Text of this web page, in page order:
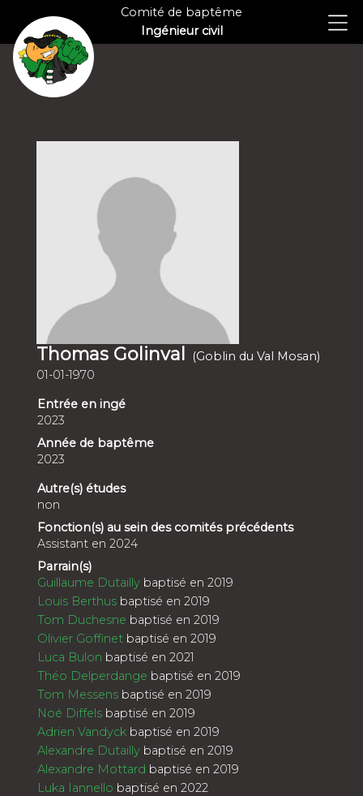
Comité de baptême
Ingénieur civil
Thomas Golinval
(Goblin du Val Mosan)
01-01-1970
Entrée en ingé
2023
Année de baptême
2023
Autre(s) études
non
Fonction(s) au sein des comités précédents
Assistant en 2024
Parrain(s)
Guillaume Dutailly baptisé en 2019
Louis Berthus baptisé en 2019
Tom Duchesne baptisé en 2019
Olivier Goffinet baptisé en 2019
Luca Bulon baptisé en 2021
Théo Delperdange baptisé en 2019
Tom Messens baptisé en 2019
Noé Diffels baptisé en 2019
Adrien Vandyck baptisé en 2019
Alexandre Dutailly baptisé en 2019
Alexandre Mottard baptisé en 2019
Luka Iannello baptisé en 2022